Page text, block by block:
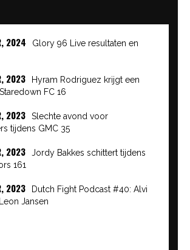
2024
Glory 96 Live resultaten en
2023
Hyram Rodriguez krijgt een
FC 16
2023
Slechte avond voor
tijdens GMC 35
2023
Jordy Bakkes schittert tijdens
161
2023
Dutch Fight Podcast #40: Alvi
Jansen